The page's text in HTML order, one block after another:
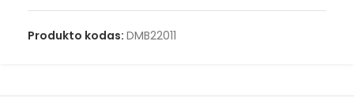
Produkto kodas: DMB22011